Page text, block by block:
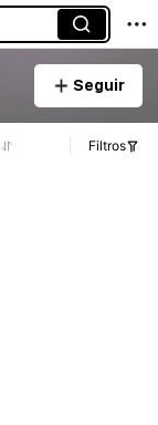
Seguir
Filtros